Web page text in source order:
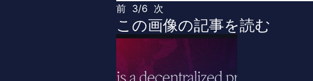
前 3/6 次
この画像の記事を読む